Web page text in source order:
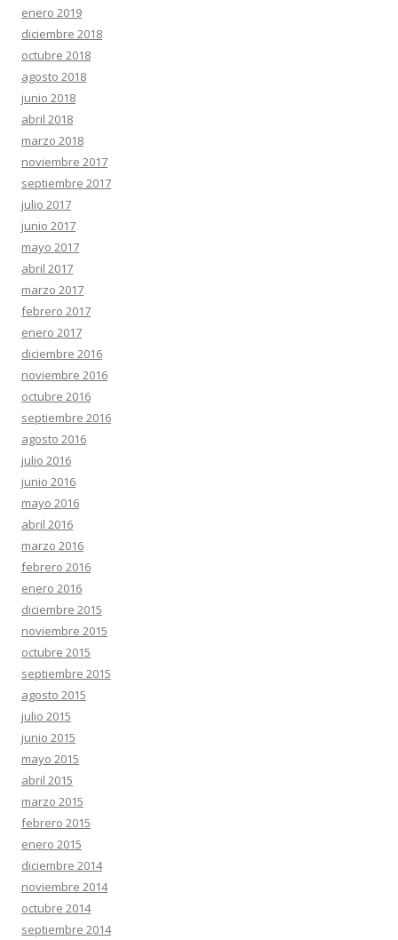
enero 2019
diciembre 2018
octubre 2018
agosto 2018
junio 2018
abril 2018
marzo 2018
noviembre 2017
septiembre 2017
julio 2017
junio 2017
mayo 2017
abril 2017
marzo 2017
febrero 2017
enero 2017
diciembre 2016
noviembre 2016
octubre 2016
septiembre 2016
agosto 2016
julio 2016
junio 2016
mayo 2016
abril 2016
marzo 2016
febrero 2016
enero 2016
diciembre 2015
noviembre 2015
octubre 2015
septiembre 2015
agosto 2015
julio 2015
junio 2015
mayo 2015
abril 2015
marzo 2015
febrero 2015
enero 2015
diciembre 2014
noviembre 2014
octubre 2014
septiembre 2014